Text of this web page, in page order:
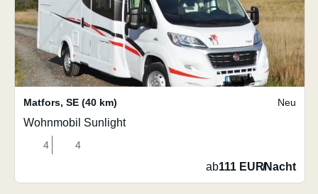
Matfors, SE (40 km) Neu
Wohnmobil Sunlight
4 4
ab111 EUR/Nacht